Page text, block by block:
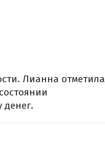
Лианна отметила
денег.